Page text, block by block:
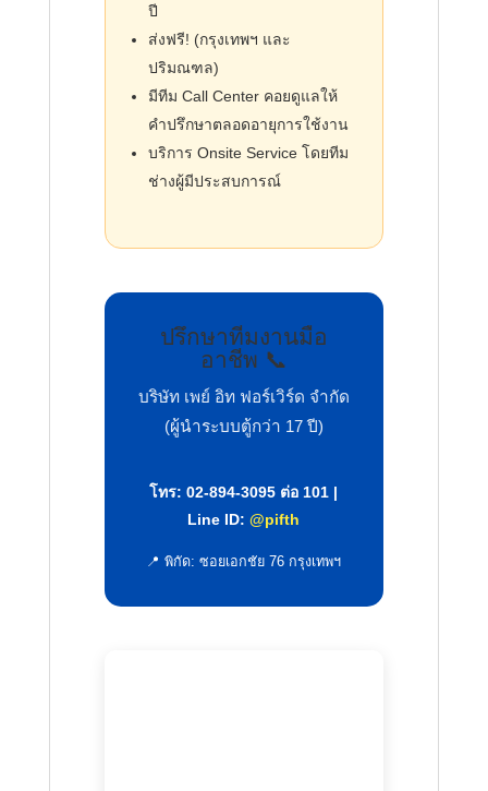
ปี
ส่งฟรี! (กรุงเทพฯ และ
ปริมณฑล)
มีทีม Call Center คอยดูแลให้
คำปรึกษาตลอดอายุการใช้งาน
บริการ Onsite Service โดยทีม
ช่างผู้มีประสบการณ์
ปรึกษาทีมงานมือ
อาชีพ 📞
บริษัท เพย์ อิท ฟอร์เวิร์ด จำกัด
(ผู้นำระบบตู้กว่า 17 ปี)
โทร: 02-894-3095 ต่อ 101 |
Line ID:@pifth
📍 พิกัด: ซอยเอกชัย 76 กรุงเทพฯ